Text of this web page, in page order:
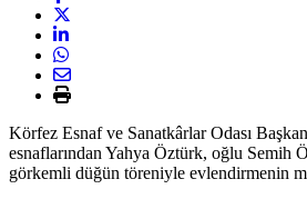
Körfez Esnaf ve Sanatkârlar Odası
esnaflarından Yahya Öztürk, oğlu Semih
görkemli düğün töreniyle evlendirmenin